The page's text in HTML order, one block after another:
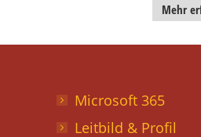
Mehr
Microsoft 365
Leitbild & Profil